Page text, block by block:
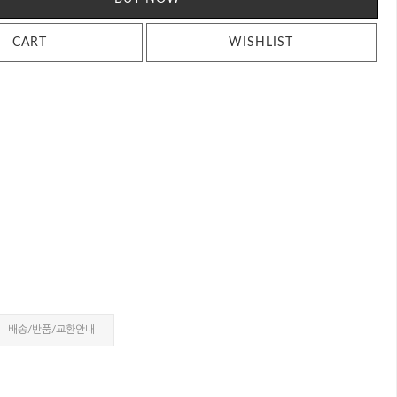
CART WISHLIST
배송/반품/교환안내